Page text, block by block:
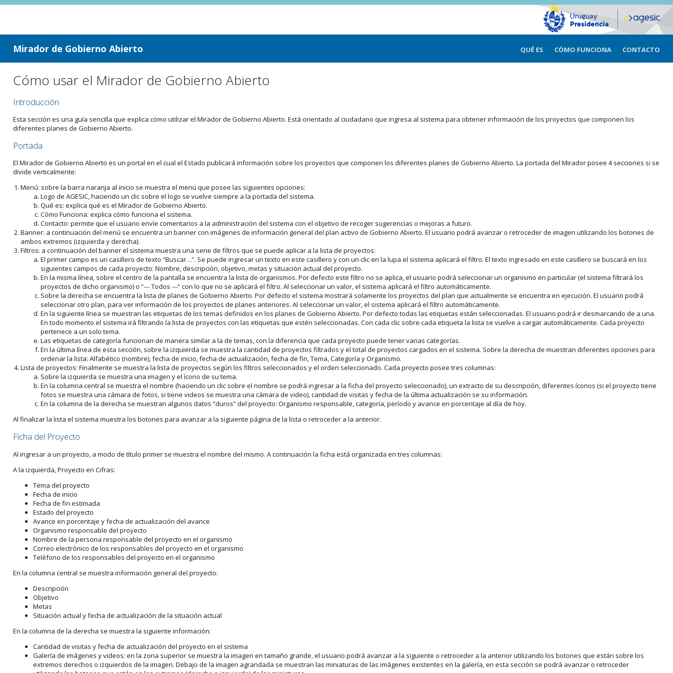
ir a contenido
ir al menú
Mirador de Gobierno Abierto QUÉ ES CÓMO FUNCIONA CONTACTO
Cómo usar el Mirador de Gobierno Abierto
Introducción
Esta sección es una guía sencilla que explica cómo utilizar el Mirador de Gobierno Abierto. Está orientado al ciudadano que ingresa al sistema para obtener información de los proyectos que componen los
diferentes planes de Gobierno Abierto.
Portada
El Mirador de Gobierno Abierto es un portal en el cual el Estado publicará información sobre los proyectos que componen los diferentes planes de Gobierno Abierto. La portada del Mirador posee 4 secciones si se
divide verticalmente:
Menú: sobre la barra naranja al inicio se muestra el menú que posee las siguientes opciones:
Logo de AGESIC, haciendo un clic sobre el logo se vuelve siempre a la portada del sistema.
Qué es: explica qué es el Mirador de Gobierno Abierto.
Cómo Funciona: explica cómo funciona el sistema.
Contacto: permite que el usuario envíe comentarios a la administración del sistema con el objetivo de recoger sugerencias o mejoras a futuro.
Banner: a continuación del menú se encuentra un banner con imágenes de información general del plan activo de Gobierno Abierto. El usuario podrá avanzar o retroceder de imagen utilizando los botones de
ambos extremos (izquierda y derecha).
Filtros: a continuación del banner el sistema muestra una serie de filtros que se puede aplicar a la lista de proyectos:
El primer campo es un casillero de texto “Buscar…”. Se puede ingresar un texto en este casillero y con un clic en la lupa el sistema aplicará el filtro. El texto ingresado en este casillero se buscará en los
siguientes campos de cada proyecto: Nombre, descripción, objetivo, metas y situación actual del proyecto.
En la misma línea, sobre el centro de la pantalla se encuentra la lista de organismos. Por defecto este filtro no se aplica, el usuario podrá seleccionar un organismo en particular (el sistema filtrará los
proyectos de dicho organismo) o “--- Todos ---“ con lo que no se aplicará el filtro. Al seleccionar un valor, el sistema aplicará el filtro automáticamente.
Sobre la derecha se encuentra la lista de planes de Gobierno Abierto. Por defecto el sistema mostrará solamente los proyectos del plan que actualmente se encuentra en ejecución. El usuario podrá
seleccionar otro plan, para ver información de los proyectos de planes anteriores. Al seleccionar un valor, el sistema aplicará el filtro automáticamente.
En la siguiente línea se muestran las etiquetas de los temas definidos en los planes de Gobierno Abierto. Por defecto todas las etiquetas están seleccionadas. El usuario podrá ir desmarcando de a una.
En todo momento el sistema irá filtrando la lista de proyectos con las etiquetas que estén seleccionadas. Con cada clic sobre cada etiqueta la lista se vuelve a cargar automáticamente. Cada proyecto
pertenece a un solo tema.
Las etiquetas de categoría funcionan de manera similar a la de temas, con la diferencia que cada proyecto puede tener varias categorías.
En la última línea de esta sección, sobre la izquierda se muestra la cantidad de proyectos filtrados y el total de proyectos cargados en el sistema. Sobre la derecha de muestran diferentes opciones para
ordenar la lista: Alfabético (nombre), fecha de inicio, fecha de actualización, fecha de fin, Tema, Categoría y Organismo.
Lista de proyectos: Finalmente se muestra la lista de proyectos según los filtros seleccionados y el orden seleccionado. Cada proyecto posee tres columnas:
Sobre la izquierda se muestra una imagen y el ícono de su tema.
En la columna central se muestra el nombre (haciendo un clic sobre el nombre se podrá ingresar a la ficha del proyecto seleccionado), un extracto de su descripción, diferentes íconos (si el proyecto tiene
fotos se muestra una cámara de fotos, si tiene videos se muestra una cámara de video), cantidad de visitas y fecha de la última actualización se su información.
En la columna de la derecha se muestran algunos datos “duros” del proyecto: Organismo responsable, categoría, período y avance en porcentaje al día de hoy.
Al finalizar la lista el sistema muestra los botones para avanzar a la siguiente página de la lista o retroceder a la anterior.
Ficha del Proyecto
Al ingresar a un proyecto, a modo de título primer se muestra el nombre del mismo. A continuación la ficha está organizada en tres columnas:
A la izquierda, Proyecto en Cifras:
Tema del proyecto
Fecha de inicio
Fecha de fin estimada
Estado del proyecto
Avance en porcentaje y fecha de actualización del avance
Organismo responsable del proyecto
Nombre de la persona responsable del proyecto en el organismo
Correo electrónico de los responsables del proyecto en el organismo
Teléfono de los responsables del proyecto en el organismo
En la columna central se muestra información general del proyecto:
Descripción
Objetivo
Metas
Situación actual y fecha de actualización de la situación actual
En la columna de la derecha se muestra la siguiente información:
Cantidad de visitas y fecha de actualización del proyecto en el sistema
Galería de imágenes y videos: en la zona superior se muestra la imagen en tamaño grande, el usuario podrá avanzar a la siguiente o retroceder a la anterior utilizando los botones que están sobre los
extremos derechos o izquierdos de la imagen. Debajo de la imagen agrandada se muestran las miniaturas de las imágenes existentes en la galería, en esta sección se podrá avanzar o retroceder